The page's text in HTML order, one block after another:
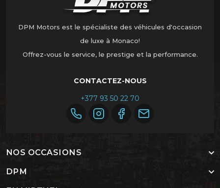
DPM Motors est le spécialiste des véhicules d'occasion
de luxe à Monaco!
Offrez-vous le service, le prestige et la performance.
CONTACTEZ-NOUS
+377 93 50 22 70
NOS OCCASIONS
DPM